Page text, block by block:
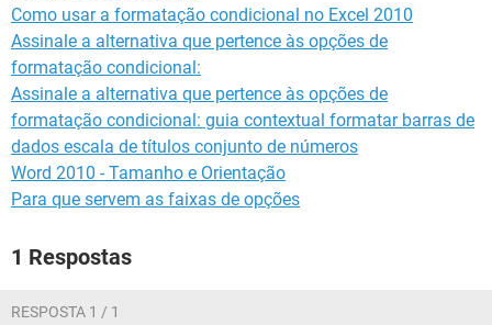
Obs.: Utilizo o Excel 2016
Caso ajude, segue imagem da planilha:
Como usar a formatação condicional no Excel 2010
Assinale a alternativa que pertence às opções de
formatação condicional:
Assinale a alternativa que pertence às opções de
formatação condicional: guia contextual formatar barras de
dados escala de títulos conjunto de números
Word 2010 - Tamanho e Orientação
Para que servem as faixas de opções
1 Respostas
RESPOSTA 1 / 1